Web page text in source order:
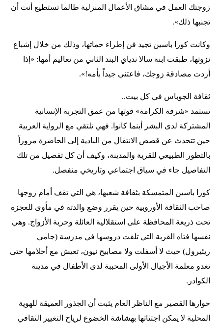
زوجتك العمل في مشاق الأعمال المنزلية طالما تستطيع أنت أن
تجنبها ذلك».
وكانت كورا باسين تجيد فن إطراء حماتها، وذلك من خلال إشباع
نزوتها، طبقت ابنة سالا ندياي البند الثاني من تعاليم أمها: «إذا
أردت مصادقة زوجك، فاعتني جيداً بأمه!».
ثقافة الجوباس في كل بيت..
تستمد «شرفة الكرامة» قوتها من عمق التجربة الإنسانية
المشتركة لدى البشر أينما كانوا. فهي تلتقي مع الرواية العربية
حين تتحدث عن قصص الانتقال من البادية إلى الحاضرة مروراً
بالتطور الطبيعي للقرية والمدينة، وكيف أن كل تفصيل من تلك
التفاصيل جاء في سياق اجتماعي وتاريخي منفصل.
كورا باسين المتمسكة بثقافة شعبها، هي التي تقف أمام زوجها
صاحب الثقافة الأوروبية حين يقرر وضع والدته في مأوى للعجزة
تحت ذريعة المحافظة على استقلالية العائلة وحرية الأزواج. وهي
نفسها فتاه القرية التي تلقت دروسها في مدرسة (جامي
ريئيرول) حيث لا أسفلت ولا مصابيح نيون، تعيش مع أحلامها حتى
تغدو معلمة الأجيال الأولى المحببة لدى الأطفال في مدينة
الكوادر.
حوارها القصير مع الناظر العام يثبت أن الجذور العميقة للهوية
المحلية لا يمكن اجتثاثها بهشاشة الخضوع لرياح التغيير الثقافي